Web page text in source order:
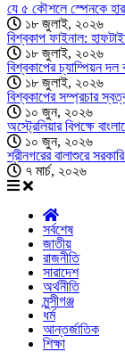
যে ৫ কৌশলে স্পেনকে
১৮ জুলাই, ২০২৬
বিশ্বকাপ ফাইনাল:
১৮ জুলাই, ২০২৬
বিশ্বকাপের চ্যাম্পিয়ন দল
১৮ জুলাই, ২০২৬
বিশ্বকাপের সম্প্রচার
১০ জুন, ২০২৬
অস্ট্রেলিয়ার বিপক্ষে
১০ জুন, ২০২৬
শ্রীনগরের বালাশুরে
৭ মার্চ, ২০২৬
সর্বশেষ
জাতীয়
রাজনীতি
সারাদেশ
অর্থনীতি
মুন্সীগঞ্জ
ধর্ম
আন্তর্জাতিক
শিক্ষা